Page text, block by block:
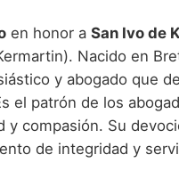
en honor a San Ivo de
Nacido en
y abogado que
el patrón de los
compasión. Su
de integridad y